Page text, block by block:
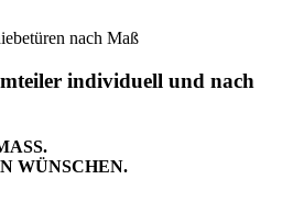
nach Maß
individuell und nach
WÜNSCHEN.